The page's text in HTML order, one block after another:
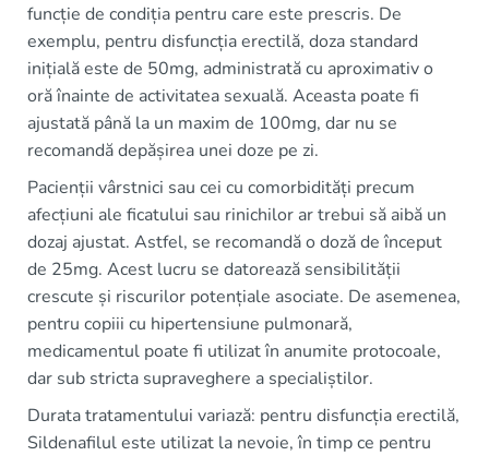
funcție de condiția pentru care este prescris. De
exemplu, pentru disfuncția erectilă, doza standard
inițială este de 50mg, administrată cu aproximativ o
oră înainte de activitatea sexuală. Aceasta poate fi
ajustată până la un maxim de 100mg, dar nu se
recomandă depășirea unei doze pe zi.
Pacienții vârstnici sau cei cu comorbidități precum
afecțiuni ale ficatului sau rinichilor ar trebui să aibă un
dozaj ajustat. Astfel, se recomandă o doză de început
de 25mg. Acest lucru se datorează sensibilității
crescute și riscurilor potențiale asociate. De asemenea,
pentru copiii cu hipertensiune pulmonară,
medicamentul poate fi utilizat în anumite protocoale,
dar sub stricta supraveghere a specialiștilor.
Durata tratamentului variază: pentru disfuncția erectilă,
Sildenafilul este utilizat la nevoie, în timp ce pentru